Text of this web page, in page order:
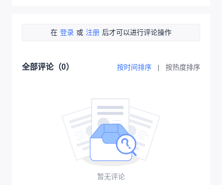
在 登录 或 注册 后才可以进行评论操作
全部评论（0） 按时间排序 | 按热度排序
暂无评论